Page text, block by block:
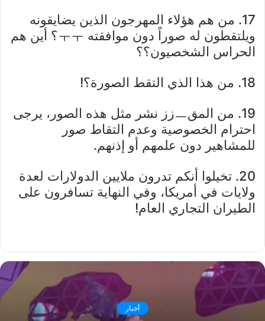
17. من هم هؤلاء المهرجون الذين يضايقونه
ويلتقطون له صوراً دون موافقته ㅜㅜ؟ أين هم
الحراس الشخصيون؟؟
18. من هذا الذي التقط الصورة؟!
19. من المقㅡزز نشر مثل هذه الصور، يرجى
احترام الخصوصية وعدم التقاط صور
للمشاهير دون علمهم أو إذنهم.
20. تخيلوا أنكم تدرون ملايين الدولارات لعدة
ولايات في أمريكا، وفي النهاية تسافرون على
الطيران التجاري العام!
أخبار